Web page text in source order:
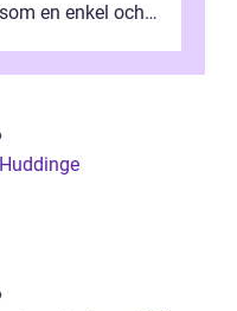
en enkel och